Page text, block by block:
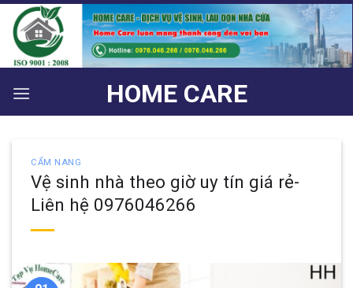
Bỏ
qua
nội
dung
HOME CARE
CẨM NANG
Vệ sinh nhà theo giờ uy tín giá rẻ-
Liên hệ 0976046266